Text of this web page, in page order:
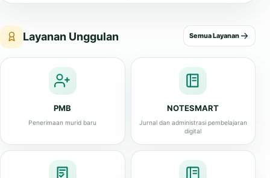
Layanan Unggulan Semua Layanan
PMB
Penerimaan murid baru
NOTESMART
Jurnal dan administrasi pembelajaran
digital